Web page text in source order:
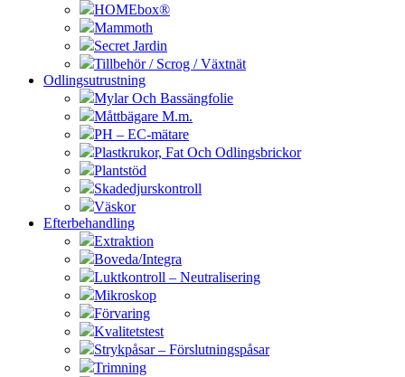
HOMEbox®
Mammoth
Secret Jardin
Tillbehör / Scrog / Växtnät
Odlingsutrustning
Mylar Och Bassängfolie
Måttbägare M.m.
PH – EC-mätare
Plastkrukor, Fat Och Odlingsbrickor
Plantstöd
Skadedjurskontroll
Väskor
Efterbehandling
Extraktion
Boveda/Integra
Luktkontroll – Neutralisering
Mikroskop
Förvaring
Kvalitetstest
Strykpåsar – Förslutningspåsar
Trimning